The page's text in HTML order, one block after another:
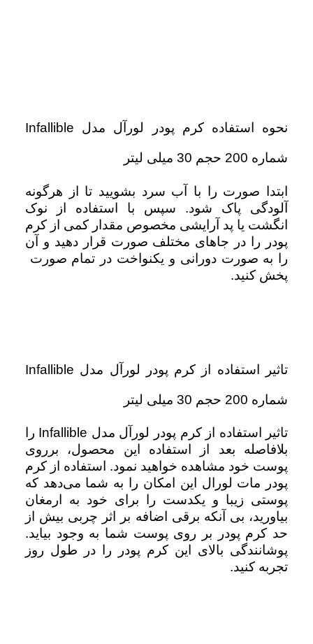
نحوه استفاده کرم پودر لورآل مدل Infallible
شماره 200 حجم 30 میلی لیتر
ابتدا صورت را با آب سرد بشویید تا از هرگونه
آلودگی پاک شود. سپس با استفاده از نوک
انگشت یا پد آرایشی مخصوص مقدار کمی از کرم
پودر را در جاهای مختلف صورت قرار دهید و آن
را به صورت دورانی و یکنواخت در تمام صورت
پخش کنید.
تاثیر استفاده از کرم پودر لورآل مدل Infallible
شماره 200 حجم 30 میلی لیتر
تاثیر استفاده از کرم پودر لورآل مدل Infallible را
بلافاصله بعد از استفاده این محصول، برروی
پوست خود مشاهده خواهید نمود. استفاده از کرم
پودر مات لورال این امکان را به شما می‌دهد که
پوستی زیبا و یکدست را برای خود به ارمغان
بیاورید، بی آنکه برقی اضافه بر اثر چربی بیش از
حد کرم پودر بر روی پوست شما به وجود بیاید.
پوشانندگی بالای این کرم پودر را در طول روز
تجربه کنید.